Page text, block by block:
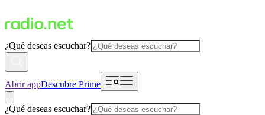
¿Qué deseas escuchar?
Abrir appDescubre Prime
¿Qué deseas escuchar?